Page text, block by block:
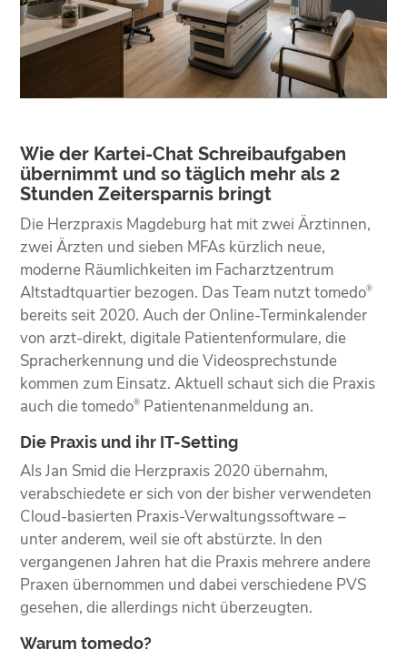
Wie der Kartei-Chat Schreibaufgaben
übernimmt und so täglich mehr als 2
Stunden Zeitersparnis bringt
Die Herzpraxis Magdeburg hat mit zwei Ärztinnen,
zwei Ärzten und sieben MFAs kürzlich neue,
moderne Räumlichkeiten im Facharztzentrum
Altstadtquartier bezogen. Das Team nutzt tomedo®
bereits seit 2020. Auch der Online-Terminkalender
von arzt-direkt, digitale Patientenformulare, die
Spracherkennung und die Videosprechstunde
kommen zum Einsatz. Aktuell schaut sich die Praxis
auch die tomedo® Patientenanmeldung an.
Die Praxis und ihr IT-Setting
Als Jan Smid die Herzpraxis 2020 übernahm,
verabschiedete er sich von der bisher verwendeten
Cloud-basierten Praxis-Verwaltungssoftware –
unter anderem, weil sie oft abstürzte. In den
vergangenen Jahren hat die Praxis mehrere andere
Praxen übernommen und dabei verschiedene PVS
gesehen, die allerdings nicht überzeugten.
Warum tomedo?